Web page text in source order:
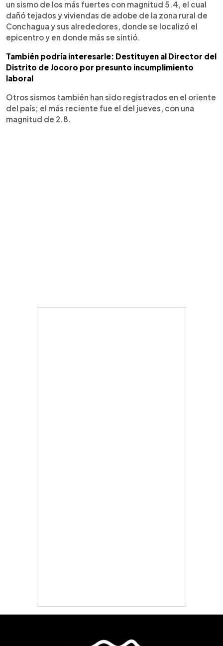
un sismo de los más fuertes con magnitud 5.4, el cual
dañó tejados y viviendas de adobe de la zona rural de
Conchagua y sus alrededores, donde se localizó el
epicentro y en donde más se sintió.
También podría interesarle: Destituyen al Director del
Distrito de Jocoro por presunto incumplimiento
laboral
Otros sismos también han sido registrados en el oriente
del país; el más reciente fue el del jueves, con una
magnitud de 2.8.